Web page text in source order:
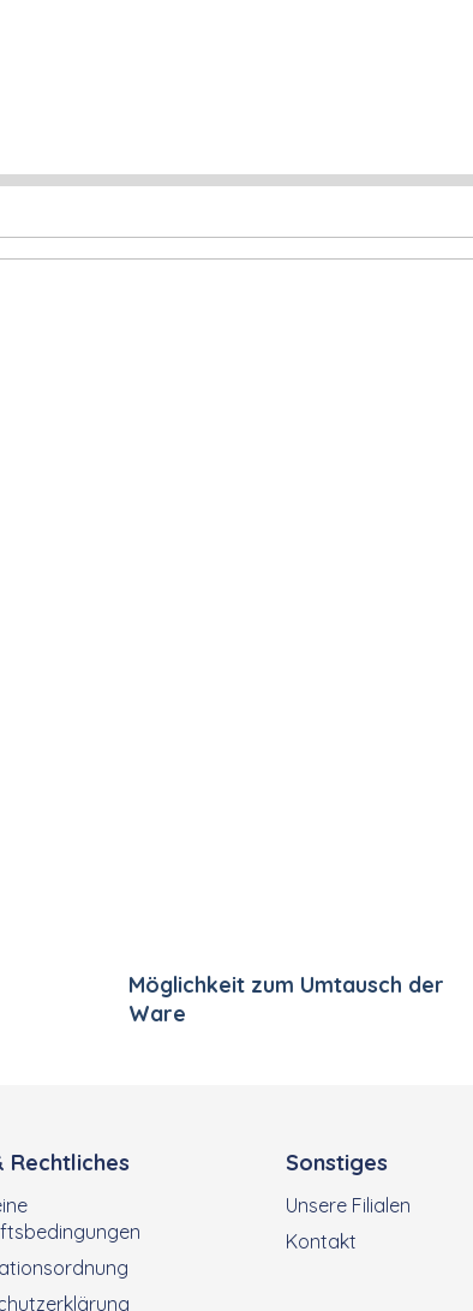
Möglichkeit zum Umtausch der
Ware
Rechtliches Sonstiges
Unsere Filialen
Kontakt